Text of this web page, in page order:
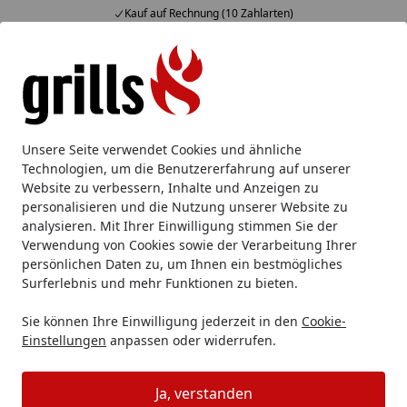
Unsere Seite verwendet Cookies und ähnliche
Technologien, um die Benutzererfahrung auf unserer
Website zu verbessern, Inhalte und Anzeigen zu
personalisieren und die Nutzung unserer Website zu
analysieren. Mit Ihrer Einwilligung stimmen Sie der
Verwendung von Cookies sowie der Verarbeitung Ihrer
persönlichen Daten zu, um Ihnen ein bestmögliches
Surferlebnis und mehr Funktionen zu bieten.
Sie können Ihre Einwilligung jederzeit in den Cookie-
Einstellungen anpassen oder widerrufen.
Ja, verstanden
Kauf auf Rechnung (10 Zahlarten)
Alle Produkte
Mein Konto
Suchen
Startseite
Ersatzteile Weber Grill Ersatzteile Weber Bumper Snap
Weber Bumper Snap Chart (2 Pcs)
CSU (69472)